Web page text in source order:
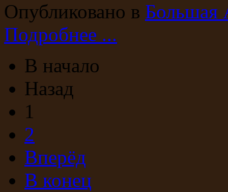
Опубликовано в Большая
Подробнее ...
В начало
Назад
1
2
Вперёд
В конец